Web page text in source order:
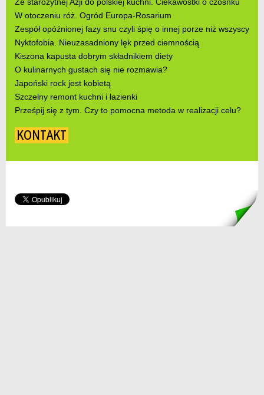
W otoczeniu róż. Ogród Europa-Rosarium
Zespół opóźnionej fazy snu czyli śpię o innej porze niż wszyscy
Nyktofobia. Nieuzasadniony lęk przed ciemnością
Kiszona kapusta dobrym składnikiem diety
O kulinarnych gustach się nie rozmawia?
Japoński rock jest kobietą
Szczelny remont kuchni i łazienki
Prześpij się z tym. Czy to pomocna metoda w realizacji celu?
KONTAKT